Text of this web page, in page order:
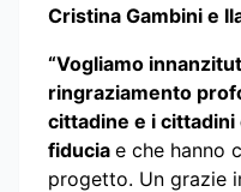
Cristina Gambini e
“Vogliamo
ringraziamento
cittadine e i cittadini
fiducia e che hanno
progetto. Un grazie